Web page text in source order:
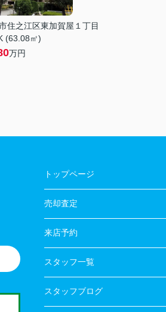
住之江区東加賀屋１丁目
(63.08㎡)
万円
トップページ
売却査定
来店予約
スタッフ一覧
スタッフブログ